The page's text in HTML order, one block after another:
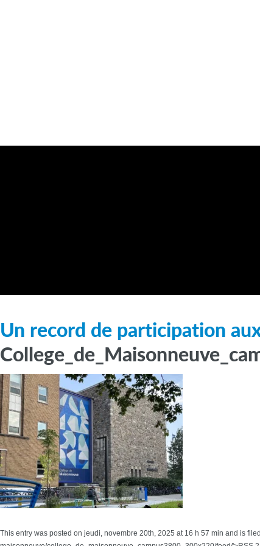
Un record de participation
This entry was posted on jeudi, novembre 20th, 2025 at 16 h 57 min and is